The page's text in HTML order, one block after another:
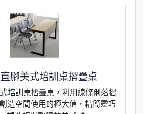
腳美式培訓桌摺疊桌
培訓桌摺疊桌，利用線條俐落摺
造空間使用的極大值，精簡靈巧